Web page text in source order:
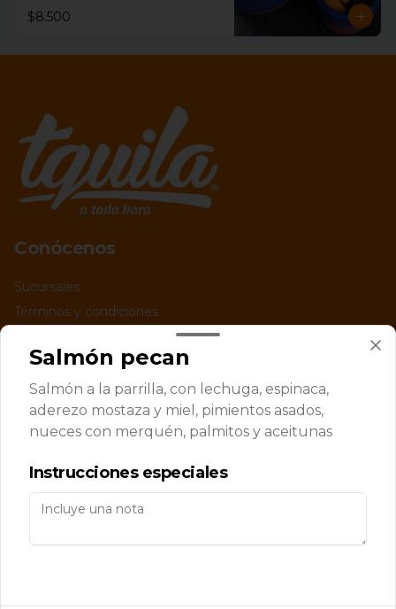
$8.500
Conócenos
Sucursales
Términos y condiciones
Redes sociales
Instagram
Facebook
Mi cuenta
Iniciar sesión
Salmón pecan
Salmón a la parrilla, con lechuga, espinaca,
aderezo mostaza y miel, pimientos asados,
nueces con merquén, palmitos y aceitunas
Instrucciones especiales